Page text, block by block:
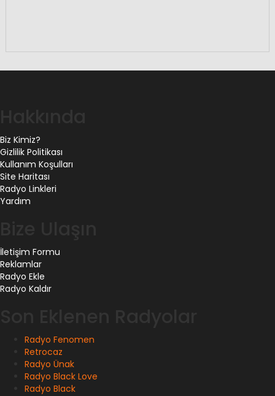
Biz Kimiz?
Gizlilik Politikası
Kullanım Koşulları
Site Haritası
Radyo Linkleri
Yardım
İletişim Formu
Reklamlar
Radyo Ekle
Radyo Kaldır
Radyo Fenomen
Retrocaz
Radyo Ünak
Radyo Black Love
Radyo Black